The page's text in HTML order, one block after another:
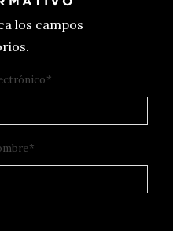
los campos
*
*